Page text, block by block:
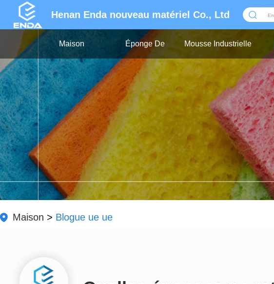
Henan Enda nouveau matériel Co., Ltd
Maison Éponge De
Nettoyage
Mousse Industrielle
Maison > Blogue ue ue